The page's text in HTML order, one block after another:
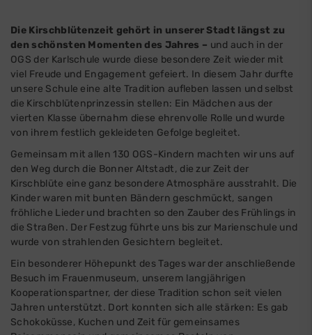
Die Kirschblütenzeit gehört in unserer Stadt längst zu
den schönsten Momenten des Jahres – und auch in der
OGS der Karlschule wurde diese besondere Zeit wieder mit
viel Freude und Engagement gefeiert. In diesem Jahr durfte
unsere Schule eine alte Tradition aufleben lassen und selbst
die Kirschblütenprinzessin stellen: Ein Mädchen aus der
vierten Klasse übernahm diese ehrenvolle Rolle und wurde
von ihrem festlich gekleideten Gefolge begleitet.
Gemeinsam mit allen 130 OGS-Kindern machten wir uns auf
den Weg durch die Bonner Altstadt, die zur Zeit der
Kirschblüte eine ganz besondere Atmosphäre ausstrahlt. Die
Kinder waren mit bunten Bändern geschmückt, sangen
fröhliche Lieder und brachten so den Zauber des Frühlings in
die Straßen. Der Festzug führte uns bis zur Marienschule und
wurde von strahlenden Gesichtern begleitet.
Ein besonderer Höhepunkt des Tages war der anschließende
Besuch im Frauenmuseum, unserem langjährigen
Kooperationspartner, der diese Tradition schon seit vielen
Jahren unterstützt. Dort konnten sich alle stärken: Es gab
Schokoküsse, Kuchen und Zeit für gemeinsames